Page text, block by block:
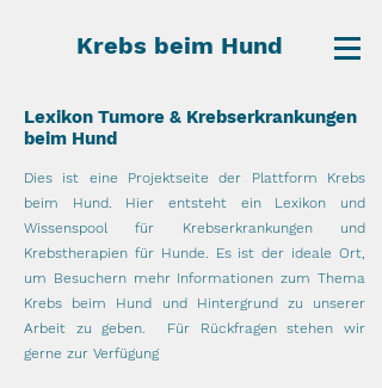
Krebs beim Hund
Lexikon Tumore & Krebserkrankungen
beim Hund
Dies ist eine Projektseite der Plattform Krebs
beim Hund. Hier entsteht ein Lexikon und
Wissenspool für Krebserkrankungen und
Krebstherapien für Hunde. Es ist der ideale Ort,
um Besuchern mehr Informationen zum Thema
Krebs beim Hund und Hintergrund zu unserer
Arbeit zu geben. Für Rückfragen stehen wir
gerne zur Verfügung